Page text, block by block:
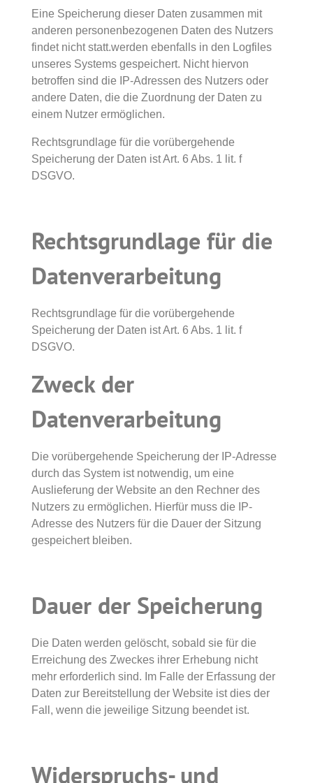
Eine Speicherung dieser Daten zusammen mit
anderen personenbezogenen Daten des Nutzers
findet nicht statt.werden ebenfalls in den Logfiles
unseres Systems gespeichert. Nicht hiervon
betroffen sind die IP-Adressen des Nutzers oder
andere Daten, die die Zuordnung der Daten zu
einem Nutzer ermöglichen.
Rechtsgrundlage für die vorübergehende
Speicherung der Daten ist Art. 6 Abs. 1 lit. f
DSGVO.
Rechtsgrundlage für die
Datenverarbeitung
Rechtsgrundlage für die vorübergehende
Speicherung der Daten ist Art. 6 Abs. 1 lit. f
DSGVO.
Zweck der
Datenverarbeitung
Die vorübergehende Speicherung der IP-Adresse
durch das System ist notwendig, um eine
Auslieferung der Website an den Rechner des
Nutzers zu ermöglichen. Hierfür muss die IP-
Adresse des Nutzers für die Dauer der Sitzung
gespeichert bleiben.
Dauer der Speicherung
Die Daten werden gelöscht, sobald sie für die
Erreichung des Zweckes ihrer Erhebung nicht
mehr erforderlich sind. Im Falle der Erfassung der
Daten zur Bereitstellung der Website ist dies der
Fall, wenn die jeweilige Sitzung beendet ist.
Widerspruchs- und